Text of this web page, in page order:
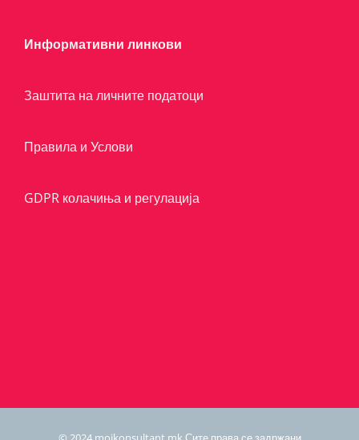
Информативни линкови
Заштита на личните податоци
Правила и Услови
GDPR колачиња и регулација